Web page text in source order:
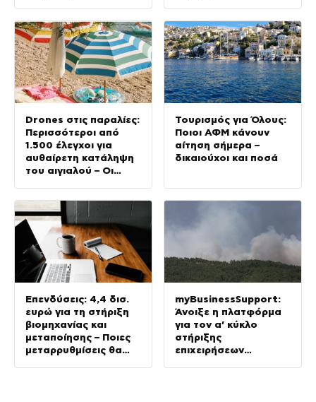
Drones στις παραλίες:
Περισσότεροι από
1.500 έλεγχοι για
αυθαίρετη κατάληψη
του αιγιαλού – Οι
καταγγελίες
Τουρισμός για Όλους:
Ποιοι ΑΦΜ κάνουν
αίτηση σήμερα –
δικαιούχοι και ποσά
Επενδύσεις: 4,4 δισ.
ευρώ για τη στήριξη
βιομηχανίας και
μεταποίησης – Ποιες
μεταρρυθμίσεις θα
myBusinessSupport:
Άνοιξε η πλατφόρμα
για τον α’ κύκλο
στήριξης
επιχειρήσεων